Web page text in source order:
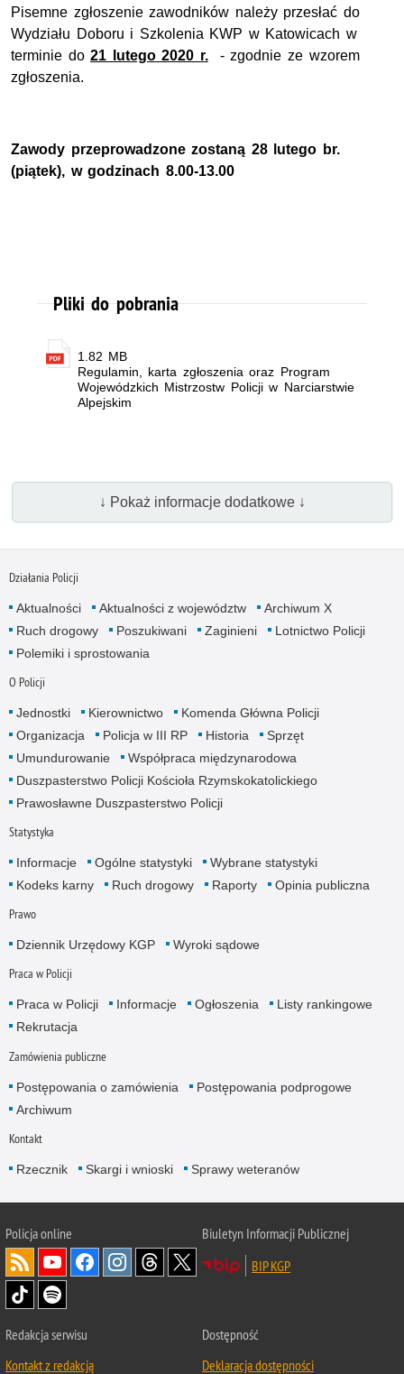
Pisemne zgłoszenie zawodników należy przesłać do
Wydziału Doboru i Szkolenia KWP w Katowicach w
terminie do21 lutego 2020 r.- zgodnie ze wzorem
zgłoszenia.
Zawody przeprowadzone zostaną 28 lutego br.
(piątek), w godzinach 8.00-13.00
Pliki do pobrania
1.82 MB
Regulamin, karta zgłoszenia oraz Program
Wojewódzkich Mistrzostw Policji w Narciarstwie
Alpejskim
↓ Pokaż informacje dodatkowe ↓
Działania Policji
Aktualności Aktualności z województw
Archiwum X
Ruch drogowy
Poszukiwani Zaginieni
Lotnictwo Policji
Polemiki i sprostowania
O Policji
Jednostki Kierownictwo
Komenda Główna Policji
Organizacja
Policja w III RP Historia
Sprzęt
Umundurowanie
Współpraca międzynarodowa
Duszpasterstwo Policji Kościoła Rzymskokatolickiego
Prawosławne Duszpasterstwo Policji
Statystyka
Informacje Ogólne statystyki
Wybrane statystyki
Kodeks karny
Ruch drogowy Raporty Opinia publiczna
Prawo
Dziennik Urzędowy KGP Wyroki sądowe
Praca w Policji
Praca w Policji Informacje Ogłoszenia
Listy rankingowe
Rekrutacja
Zamówienia publiczne
Postępowania o zamówienia
Postępowania podprogowe
Archiwum
Kontakt
Rzecznik Skargi i wnioski Sprawy weteranów
Policjaonline
Biuletyn Informacji Publicznej
BIP KGP
Redakcja serwisu
Kontakt z redakcją
Dostępność
Deklaracja dostępności